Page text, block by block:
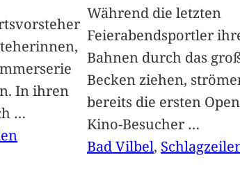
In ihren
…
Während die letzten
Feierabendsportler
Bahnen durch das
Becken ziehen,
bereits die ersten
Kino-Besucher …
Bad Vilbel,